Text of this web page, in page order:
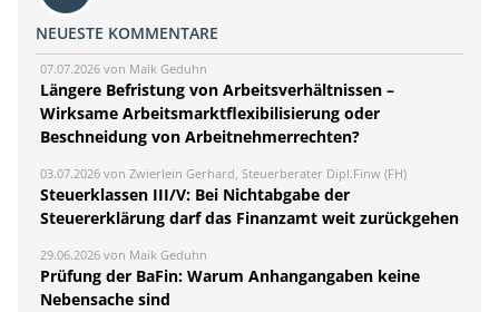
NEUESTE KOMMENTARE
07.07.2026 von Maik Geduhn
Längere Befristung von Arbeitsverhältnissen –
Wirksame Arbeitsmarktflexibilisierung oder
Beschneidung von Arbeitnehmerrechten?
03.07.2026 von Zwierlein Gerhard, Steuerberater Dipl.Finw (FH)
Steuerklassen III/V: Bei Nichtabgabe der
Steuererklärung darf das Finanzamt weit zurückgehen
29.06.2026 von Maik Geduhn
Prüfung der BaFin: Warum Anhangangaben keine
Nebensache sind